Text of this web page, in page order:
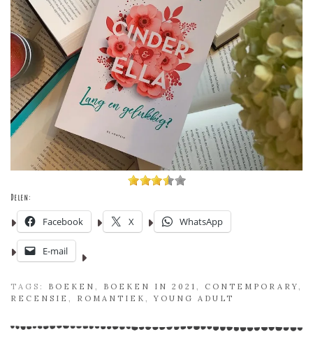
Delen:
Facebook X WhatsApp
E-mail
TAGS: BOEKEN , BOEKEN IN 2021 , CONTEMPORARY,
RECENSIE , ROMANTIEK ,YOUNG ADULT